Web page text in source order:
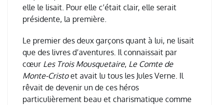
elle le lisait. Pour elle c’était clair, elle serait
présidente, la première.
Le premier des deux garçons quant à lui, ne lisait
que des livres d’aventures. Il connaissait par
cœur Les Trois Mousquetaire, Le Comte de
Monte-Cristoet avait lu tous les Jules Verne. Il
rêvait de devenir un de ces héros
particulièrement beau et charismatique comme